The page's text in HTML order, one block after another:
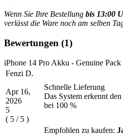
Wenn Sie Ihre Bestellung bis 13:00
verlässt die Ware noch am selben
Bewertungen (1)
iPhone 14 Pro Akku - Genuine Pack
Fenzi D.
Apr 16,
2026
5
( 5 / 5 )
Schnelle Lieferung
Das System erkennt
bei 100 %
Empfohlen zu kaufen: